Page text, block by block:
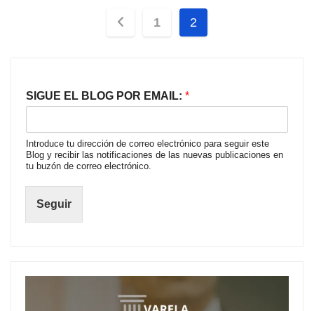
Paginación
1 2
SIGUE EL BLOG POR EMAIL: *
Introduce tu dirección de correo electrónico para seguir este
Blog y recibir las notificaciones de las nuevas publicaciones en
tu buzón de correo electrónico.
Seguir